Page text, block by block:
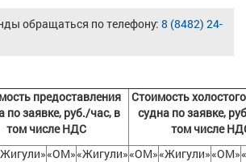
обращаться по телефону: 8 (8482) 24-
предоставления
по заявке, руб./час, в
том числе НДС
Стоимость
судна по заявке,
том числе
«ОМ»«Жигули»«ОМ»«Жигули»«ОМ»